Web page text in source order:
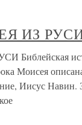
ИЗ
Моисея
Иисус Навин.